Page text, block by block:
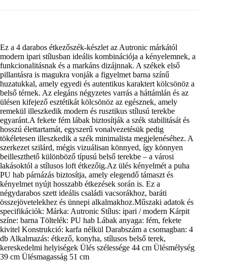
Ez a 4 darabos étkezőszék-készlet az Autronic márkától
modern ipari stílusban ideális kombinációja a kényelemnek, a
funkcionalitásnak és a markáns dizájnnak. A székek első
pillantásra is magukra vonják a figyelmet barna színű
huzatukkal, amely egyedi és autentikus karaktert kölcsönöz a
belső térnek. Az elegáns négyzetes varrás a háttámlán és az
ülésen kifejező esztétikát kölcsönöz az egésznek, amely
remekül illeszkedik modern és rusztikus stílusú terekbe
egyaránt.A fekete fém lábak biztosítják a szék stabilitását és
hosszú élettartamát, egyszerű vonalvezetésük pedig
tökéletesen illeszkedik a szék minimalista megjelenéséhez. A
szerkezet szilárd, mégis vizuálisan könnyed, így könnyen
beilleszthető különböző típusú belső terekbe – a városi
lakásoktól a stílusos loft étkezőig.Az ülés kényelmét a puha
PU hab párnázás biztosítja, amely elegendő támaszt és
kényelmet nyújt hosszabb étkezések során is. Ez a
négydarabos szett ideális családi vacsorákhoz, baráti
összejövetelekhez és ünnepi alkalmakhoz.Műszaki adatok és
specifikációk: Márka: Autronic Stílus: ipari / modern Kárpit
színe: barna Töltelék: PU hab Lábak anyaga: fém, fekete
kivitel Konstrukció: karfa nélkül Darabszám a csomagban: 4
db Alkalmazás: étkező, konyha, stílusos belső terek,
kereskedelmi helyiségek Ülés szélessége 44 cm Ülésmélység
39 cm Ülésmagasság 51 cm